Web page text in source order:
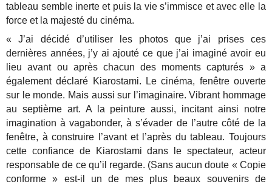
tableau semble inerte et puis la vie s’immisce et avec elle la
force et la majesté du cinéma.
« J’ai décidé d’utiliser les photos que j’ai prises ces
dernières années, j’y ai ajouté ce que j’ai imaginé avoir eu
lieu avant ou après chacun des moments capturés » a
également déclaré Kiarostami. Le cinéma, fenêtre ouverte
sur le monde. Mais aussi sur l’imaginaire. Vibrant hommage
au septième art. A la peinture aussi, incitant ainsi notre
imagination à vagabonder, à s’évader de l’autre côté de la
fenêtre, à construire l’avant et l’après du tableau. Toujours
cette confiance de Kiarostami dans le spectateur, acteur
responsable de ce qu’il regarde. (Sans aucun doute « Copie
conforme » est-il un de mes plus beaux souvenirs de